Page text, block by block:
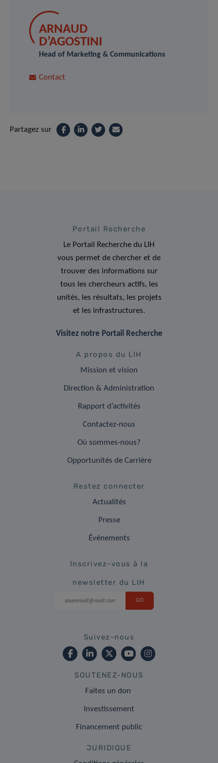
ARNAUD
D’AGOSTINI
Head of Marketing & Communications
Contact
Partagez sur
Portail Recherche
Le Portail Recherche du LIH
vous permet de chercher et de
trouver des informations sur
tous les chercheurs actifs, les
unités, les résultats, les projets
et les infrastructures.
Visitez notre Portail Recherche
A propos du LIH
Mission et vision
Direction & Administration
Rapport d’activités
Contactez-nous
Où sommes-nous?
Opportunités de Carrière
Restez connecter
Actualités
Presse
Événements
Inscrivez-vous à la
newsletter du LIH
Suivez-nous
SOUTENEZ-NOUS
Faites un don
Investissement
Financement public
JURIDIQUE